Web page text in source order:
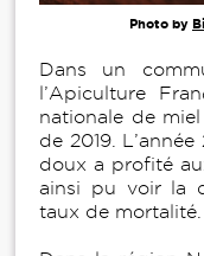
Photo by
Dans un
l’Apiculture
nationale de
de 2019.
doux a profité
ainsi pu voir la
taux de mortalité.